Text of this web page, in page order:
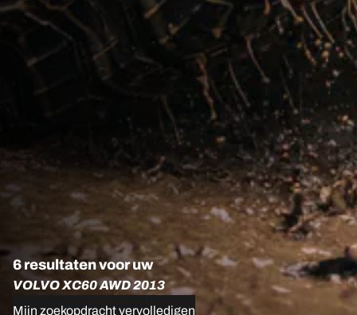
6 resultaten voor uw
VOLVO XC60 AWD 2013
Mijn zoekopdracht vervolledigen